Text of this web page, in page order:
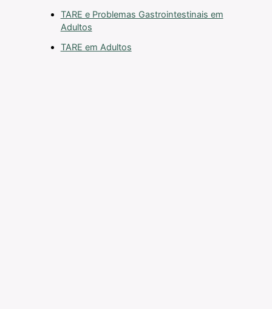
TARE e Problemas Gastrointestinais em
Adultos
TARE em Adultos